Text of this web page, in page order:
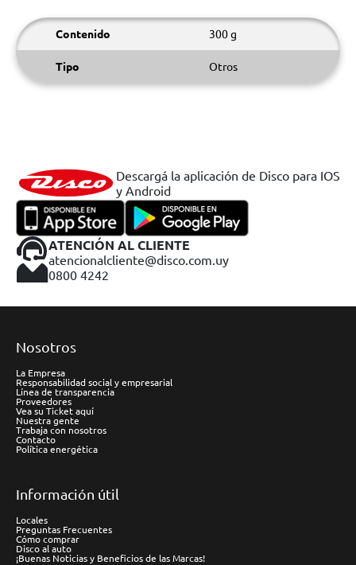
Contenido 300 g
Tipo Otros
Descargá la aplicación de Disco para IOS
y Android
ATENCIÓN AL CLIENTE
atencionalcliente@disco.com.uy
0800 4242
Nosotros
La Empresa
Responsabilidad social y empresarial
Línea de transparencia
Proveedores
Vea su Ticket aquí
Nuestra gente
Trabaja con nosotros
Contacto
Política energética
Información útil
Locales
Preguntas Frecuentes
Cómo comprar
Disco al auto
¡Buenas Noticias y Beneficios de las Marcas!